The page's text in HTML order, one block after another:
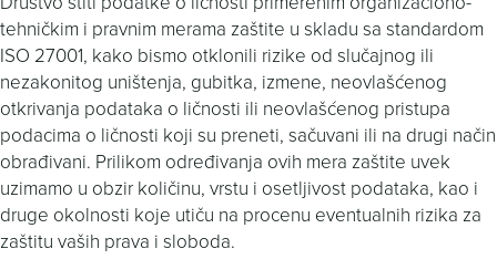
tehničkim i pravnim merama zaštite u skladu sa standardom
ISO 27001, kako bismo otklonili rizike od slučajnog ili
nezakonitog uništenja, gubitka, izmene, neovlašćenog
otkrivanja podataka o ličnosti ili neovlašćenog pristupa
podacima o ličnosti koji su preneti, sačuvani ili na drugi način
obrađivani. Prilikom određivanja ovih mera zaštite uvek
uzimamo u obzir količinu, vrstu i osetljivost podataka, kao i
druge okolnosti koje utiču na procenu eventualnih rizika za
zaštitu vaših prava i sloboda.